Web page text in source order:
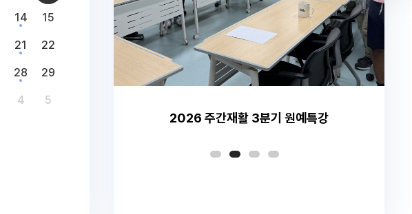
14 15
21 22
28 29
4 5
2026 주간재활 3분기 원예특강